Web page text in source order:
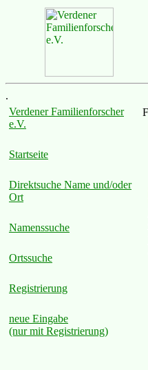
.
Verdener Familienforscher
e.V.
Startseite
Direktsuche Name und/oder
Ort
Namenssuche
Ortssuche
Registrierung
neue Eingabe
(nur mit Registrierung)